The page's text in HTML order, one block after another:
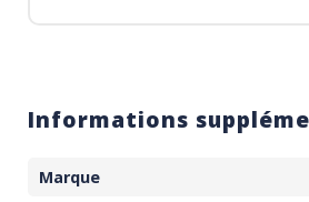
Informations
Marque